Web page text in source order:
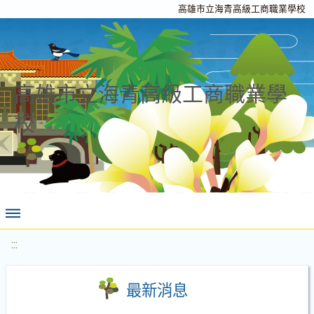
高雄市立海青高級工商職業學校
高雄市立海青高級工商職業學
校
:::
最新消息